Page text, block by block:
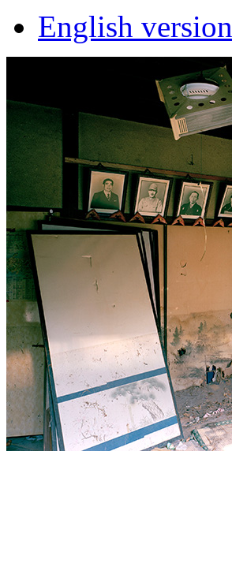
English version